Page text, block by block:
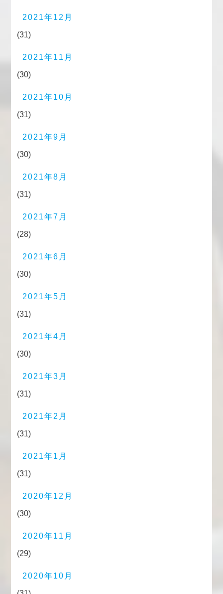
2021年12月
(31)
2021年11月
(30)
2021年10月
(31)
2021年9月
(30)
2021年8月
(31)
2021年7月
(28)
2021年6月
(30)
2021年5月
(31)
2021年4月
(30)
2021年3月
(31)
2021年2月
(31)
2021年1月
(31)
2020年12月
(30)
2020年11月
(29)
2020年10月